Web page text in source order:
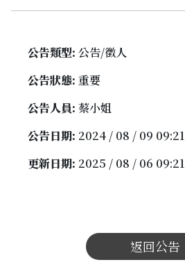
公告類型: 公告/徵人
公告狀態: 重要
公告人員: 蔡小姐
公告日期: 2024 / 08 / 09 09:21
更新日期: 2025 / 08 / 06 09:21
返回公告